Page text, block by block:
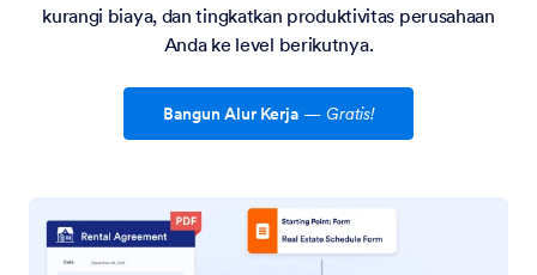
kurangi biaya, dan tingkatkan produktivitas perusahaan
Anda ke level berikutnya.
Bangun Alur Kerja — Gratis!